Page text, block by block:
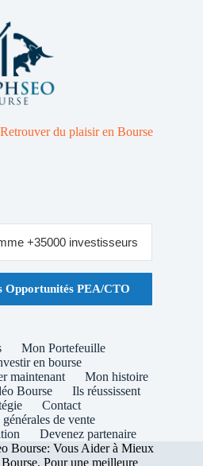
du plaisir en Bourse
Opportunités PEA/CTO
Mon Portefeuille
en bourse
maintenant
Mon histoire
Bourse
Ils réussissent
Contact
de vente
Devenez partenaire
Bourse: Vous Aider à Mieux
Pour une meilleure